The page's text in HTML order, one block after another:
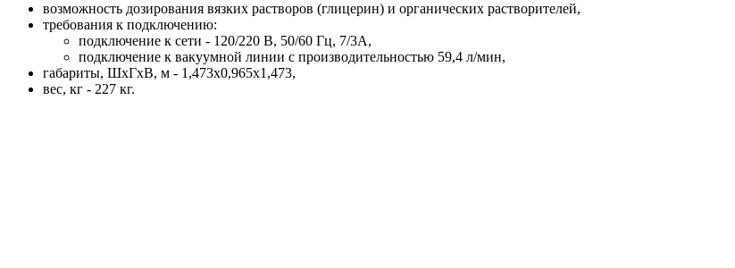
возможность дозирования вязких растворов (глицерин) и органических растворителей,
требования к подключению:
подключение к сети - 120/220 В, 50/60 Гц, 7/3A,
подключение к вакуумной линии с производительностью 59,4 л/мин,
габариты, ШхГхВ, м - 1,473х0,965х1,473,
вес, кг - 227 кг.